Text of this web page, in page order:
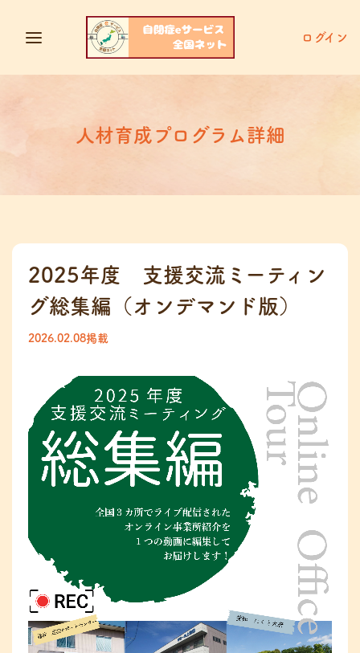
ログイン
人材育成プログラム詳細
2025年度 支援交流ミーティン
グ総集編（オンデマンド版）
2026.02.08掲載